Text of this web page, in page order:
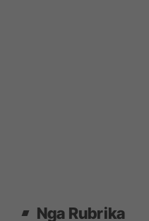
Nga Rubrika